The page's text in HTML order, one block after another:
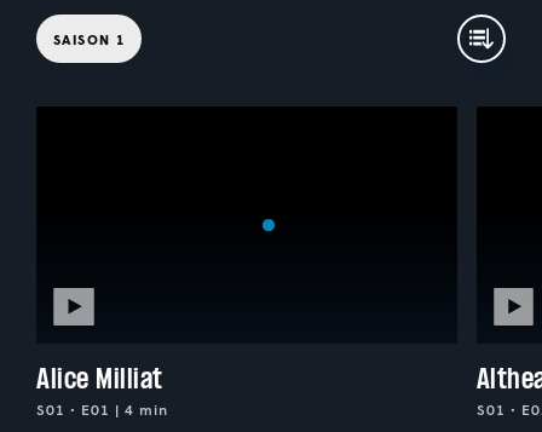
SAISON 1
Alice Milliat
S01 • E01 | 4 min S01 •